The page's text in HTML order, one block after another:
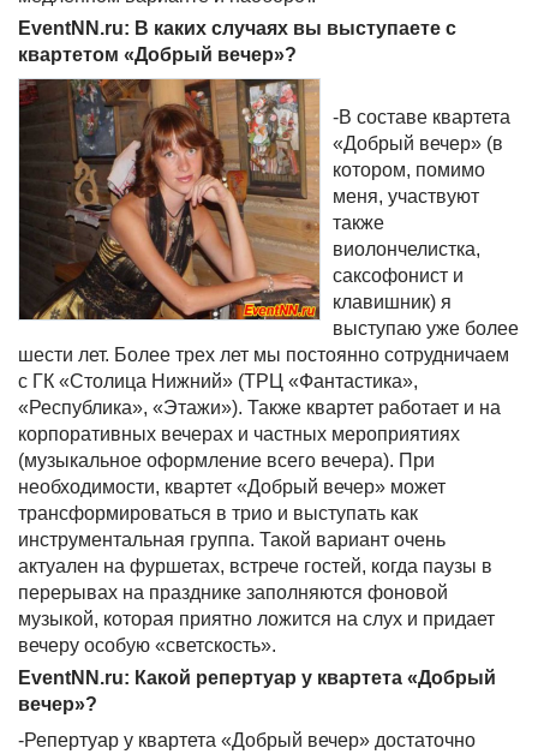
EventNN.ru: В каких случаях вы выступаете с
квартетом «Добрый вечер»?
-В составе квартета
«Добрый вечер» (в
котором, помимо
меня, участвуют
также
виолончелистка,
саксофонист и
клавишник) я
выступаю уже более
шести лет. Более трех лет мы постоянно сотрудничаем
с ГК «Столица Нижний» (ТРЦ «Фантастика»,
«Республика», «Этажи»). Также квартет работает и на
корпоративных вечерах и частных мероприятиях
(музыкальное оформление всего вечера). При
необходимости, квартет «Добрый вечер» может
трансформироваться в трио и выступать как
инструментальная группа. Такой вариант очень
актуален на фуршетах, встрече гостей, когда паузы в
перерывах на празднике заполняются фоновой
музыкой, которая приятно ложится на слух и придает
вечеру особую «светскость».
EventNN.ru: Какой репертуар у квартета «Добрый
вечер»?
-Репертуар у квартета «Добрый вечер» достаточно